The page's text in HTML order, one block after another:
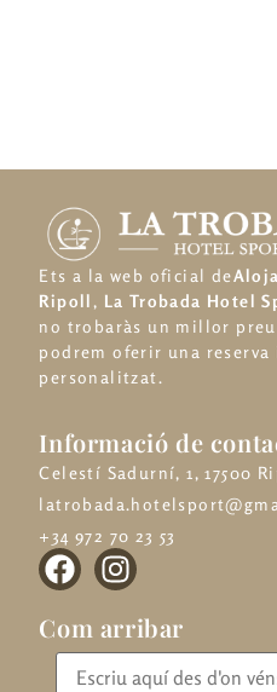
Ets a la web oficial de
Ripoll , La Trobada Hotel
no trobaràs un millor
podrem oferir una
personalitzat.
Informació de
Celestí Sadurní, 1, 17500
+34 972 70 23 53
Com arribar